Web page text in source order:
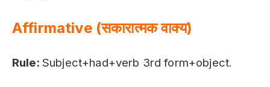
Affirmative (सकारात्मक वाक्य)
Rule: Subject+had+verb 3rd form+object.